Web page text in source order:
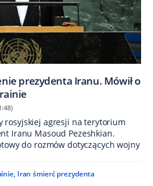
prezydenta Iranu. Mówił o
rosyjskiej agresji na terytorium
Iranu Masoud Pezeshkian.
do rozmów dotyczących wojny
, Iran śmierć prezydenta